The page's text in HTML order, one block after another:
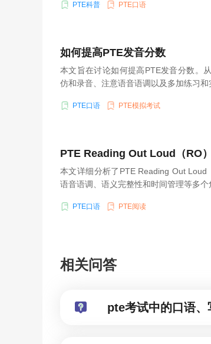
机练习方式都有其适用的场景和优势，
PTE科普 PTE口语
如何提高PTE发音分数
本文旨在讨论如何提高PTE发音分数。
仿和录音、注意语音语调以及多加练习和
PTE口语 PTE模拟考试
PTE Reading Out Loud（RO
本文详细分析了PTE Reading Out Loud
语音语调、语义完整性和时间管理等多个
PTE口语 PTE阅读
相关问答
pte考试中的口语、